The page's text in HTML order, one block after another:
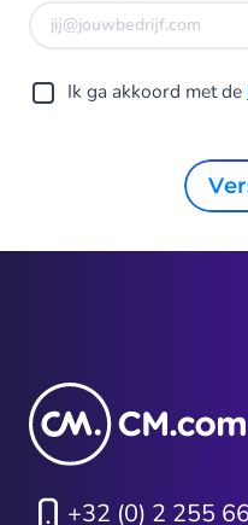
Ik ga akkoord met de
+32 (0) 2 255